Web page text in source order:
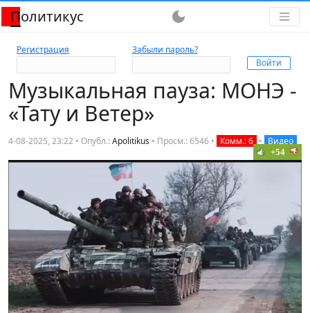
Политикус dark_mode
Регистрация Забыли пароль?
Музыкальная пауза: МОНЭ -
«Тату и Ветер»
4-08-2025, 23:22 • Опубл.:Apolitikus • Просм.: 6546 • Комм.: 6 • Видео
+54